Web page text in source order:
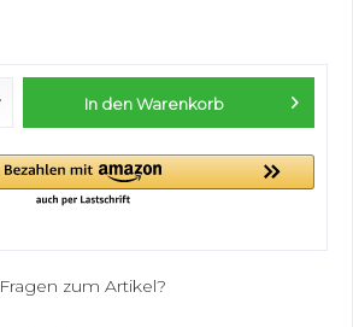
In denWarenkorb
Fragen zum Artikel?